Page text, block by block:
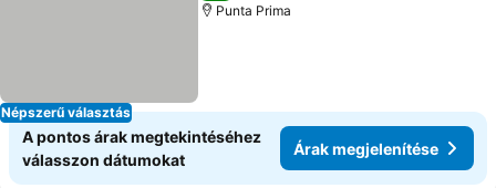
Népszerű választás
Punta Prima
A pontos árak megtekintéséhez
válasszon dátumokat
Árak megjelenítése